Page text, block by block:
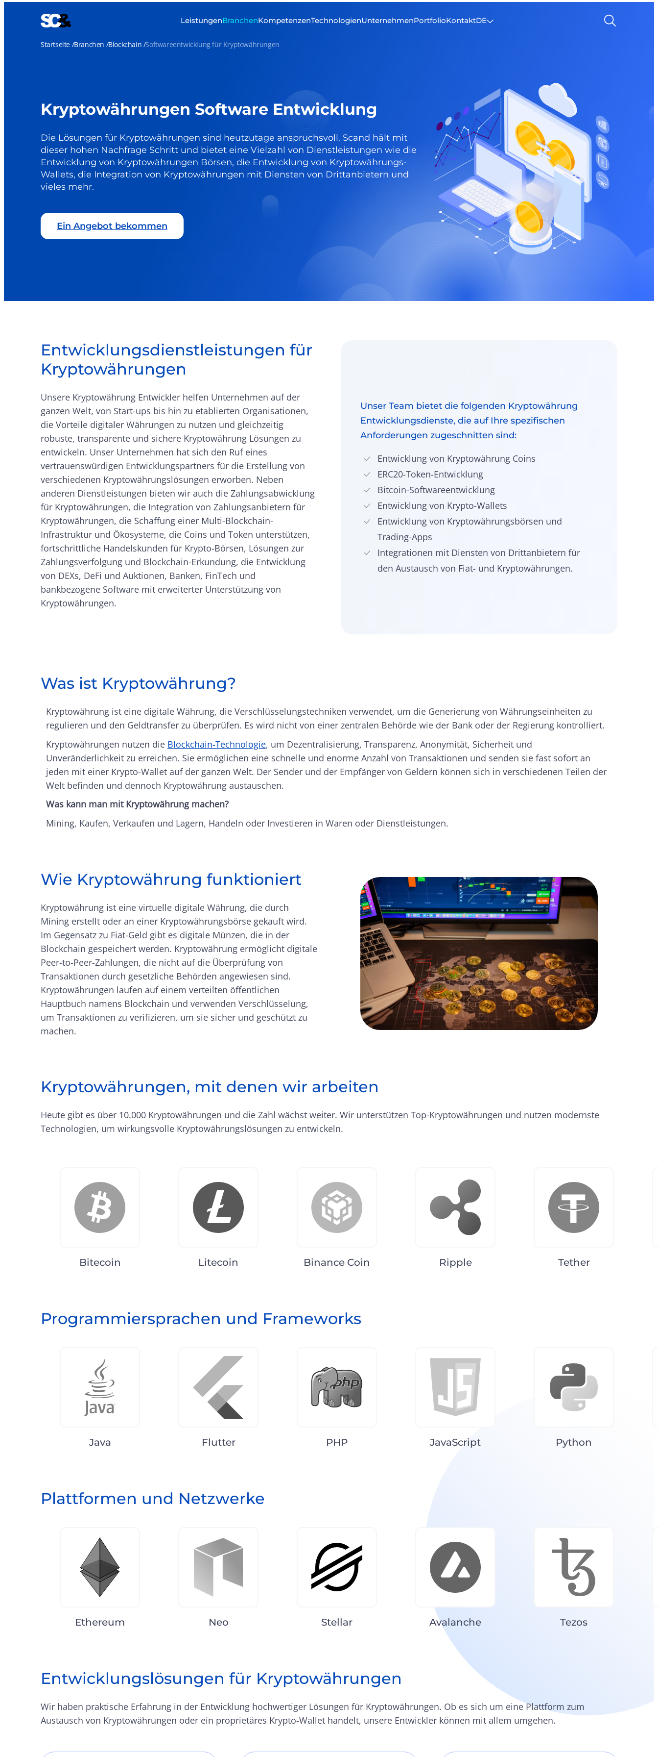
LeistungenBranchenKompetenzenTechnologienUnternehmenPortfolioKontaktDE
Startseite Branchen Blockchain Softwareentwicklung für Kryptowährungen
Kryptowährungen Software Entwicklung
Die Lösungen für Kryptowährungen sind heutzutage anspruchsvoll. Scand hält mit
dieser hohen Nachfrage Schritt und bietet eine Vielzahl von Dienstleistungen wie die
Entwicklung von Kryptowährungen Börsen, die Entwicklung von Kryptowährungs-
Wallets, die Integration von Kryptowährungen mit Diensten von Drittanbietern und
vieles mehr.
Ein Angebot bekommen
Entwicklungsdienstleistungen für
Kryptowährungen
Unsere Kryptowährung Entwickler helfen Unternehmen auf der
ganzen Welt, von Start-ups bis hin zu etablierten Organisationen,
die Vorteile digitaler Währungen zu nutzen und gleichzeitig
robuste, transparente und sichere Kryptowährung Lösungen zu
entwickeln. Unser Unternehmen hat sich den Ruf eines
vertrauenswürdigen Entwicklungspartners für die Erstellung von
verschiedenen Kryptowährungslösungen erworben. Neben
anderen Dienstleistungen bieten wir auch die Zahlungsabwicklung
für Kryptowährungen, die Integration von Zahlungsanbietern für
Kryptowährungen, die Schaffung einer Multi-Blockchain-
Infrastruktur und Ökosysteme, die Coins und Token unterstützen,
fortschrittliche Handelskunden für Krypto-Börsen, Lösungen zur
Zahlungsverfolgung und Blockchain-Erkundung, die Entwicklung
von DEXs, DeFi und Auktionen, Banken, FinTech und
bankbezogene Software mit erweiterter Unterstützung von
Kryptowährungen.
Unser Team bietet die folgenden Kryptowährung
Entwicklungsdienste, die auf Ihre spezifischen
Anforderungen zugeschnitten sind:
Entwicklung von Kryptowährung Coins
ERC20-Token-Entwicklung
Bitcoin-Softwareentwicklung
Entwicklung von Krypto-Wallets
Entwicklung von Kryptowährungsbörsen und
Trading-Apps
Integrationen mit Diensten von Drittanbietern für
den Austausch von Fiat- und Kryptowährungen.
Was ist Kryptowährung?
Kryptowährung ist eine digitale Währung, die Verschlüsselungstechniken verwendet, um die Generierung von Währungseinheiten zu
regulieren und den Geldtransfer zu überprüfen. Es wird nicht von einer zentralen Behörde wie der Bank oder der Regierung kontrolliert.
Kryptowährungen nutzen die Blockchain-Technologie, um Dezentralisierung, Transparenz, Anonymität, Sicherheit und
Unveränderlichkeit zu erreichen. Sie ermöglichen eine schnelle und enorme Anzahl von Transaktionen und senden sie fast sofort an
jeden mit einer Krypto-Wallet auf der ganzen Welt. Der Sender und der Empfänger von Geldern können sich in verschiedenen Teilen der
Welt befinden und dennoch Kryptowährung austauschen.
Was kann man mit Kryptowährung machen?
Mining, Kaufen, Verkaufen und Lagern, Handeln oder Investieren in Waren oder Dienstleistungen.
Wie Kryptowährung funktioniert
Kryptowährung ist eine virtuelle digitale Währung, die durch
Mining erstellt oder an einer Kryptowährungsbörse gekauft wird.
Im Gegensatz zu Fiat-Geld gibt es digitale Münzen, die in der
Blockchain gespeichert werden. Kryptowährung ermöglicht digitale
Peer-to-Peer-Zahlungen, die nicht auf die Überprüfung von
Transaktionen durch gesetzliche Behörden angewiesen sind.
Kryptowährungen laufen auf einem verteilten öffentlichen
Hauptbuch namens Blockchain und verwenden Verschlüsselung,
um Transaktionen zu verifizieren, um sie sicher und geschützt zu
machen.
Kryptowährungen, mit denen wir arbeiten
Heute gibt es über 10.000 Kryptowährungen und die Zahl wächst weiter. Wir unterstützen Top-Kryptowährungen und nutzen modernste
Technologien, um wirkungsvolle Kryptowährungslösungen zu entwickeln.
Bitecoin Litecoin Binance Coin Ripple Tether
Programmiersprachen und Frameworks
Java Flutter PHP JavaScript Python
Plattformen und Netzwerke
Ethereum Neo Stellar Avalanche Tezos
Entwicklungslösungen für Kryptowährungen
Wir haben praktische Erfahrung in der Entwicklung hochwertiger Lösungen für Kryptowährungen. Ob es sich um eine Plattform zum
Austausch von Kryptowährungen oder ein proprietäres Krypto-Wallet handelt, unsere Entwickler können mit allem umgehen.